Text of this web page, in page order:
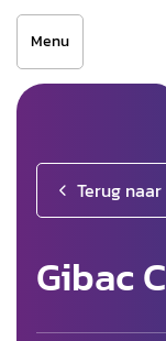
Menu
Terug
Gibac